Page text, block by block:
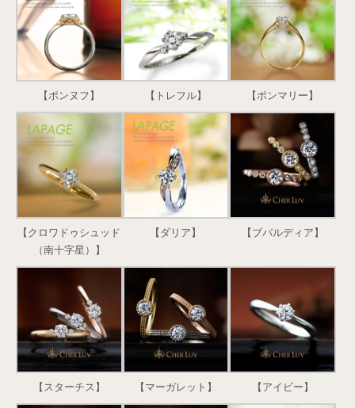
【ポンヌフ】 【トレフル】 【ポンマリー】
【クロワドゥシュッド
（南十字星）】
【ダリア】 【ブバルディア】
【スターチス】 【マーガレット】 【アイビー】